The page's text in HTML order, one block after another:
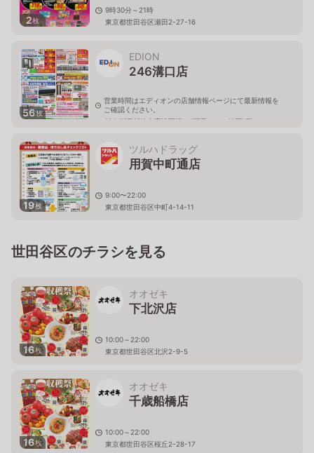
2枚
9時30分～21時
東京都世田谷区瀬田2-27-16
56枚
EDION
246溝口店
営業時間はエディオンの店舗情報ページにて最新情報を
ご確認ください。
神奈川県川崎市高津区溝口6丁目11-1 地下1階
19枚
ツルハドラッグ
用賀中町通店
9:00〜22:00
東京都世田谷区中町4-14-11
世田谷区のチラシを見る
16枚
オオゼキ
下北沢店
10:00～22:00
東京都世田谷区北沢2-9-5
16枚
オオゼキ
千歳船橋店
10:00～22:00
東京都世田谷区桜丘2-28-17